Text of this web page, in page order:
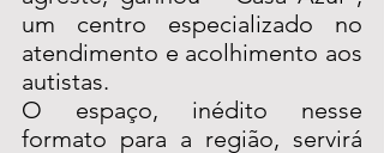
um centro especializado no
atendimento e acolhimento aos
autistas.
O espaço, inédito nesse
formato para a região, servirá